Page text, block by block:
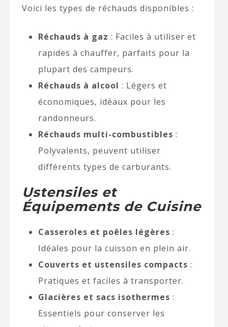
Voici les types de réchauds disponibles :
Réchauds à gaz : Faciles à utiliser et
rapides à chauffer, parfaits pour la
plupart des campeurs.
Réchauds à alcool : Légers et
économiques, idéaux pour les
randonneurs.
Réchauds multi-combustibles :
Polyvalents, peuvent utiliser
différents types de carburants.
Ustensiles et
Équipements de Cuisine
Casseroles et poêles légères :
Idéales pour la cuisson en plein air.
Couverts et ustensiles compacts :
Pratiques et faciles à transporter.
Glacières et sacs isothermes :
Essentiels pour conserver les